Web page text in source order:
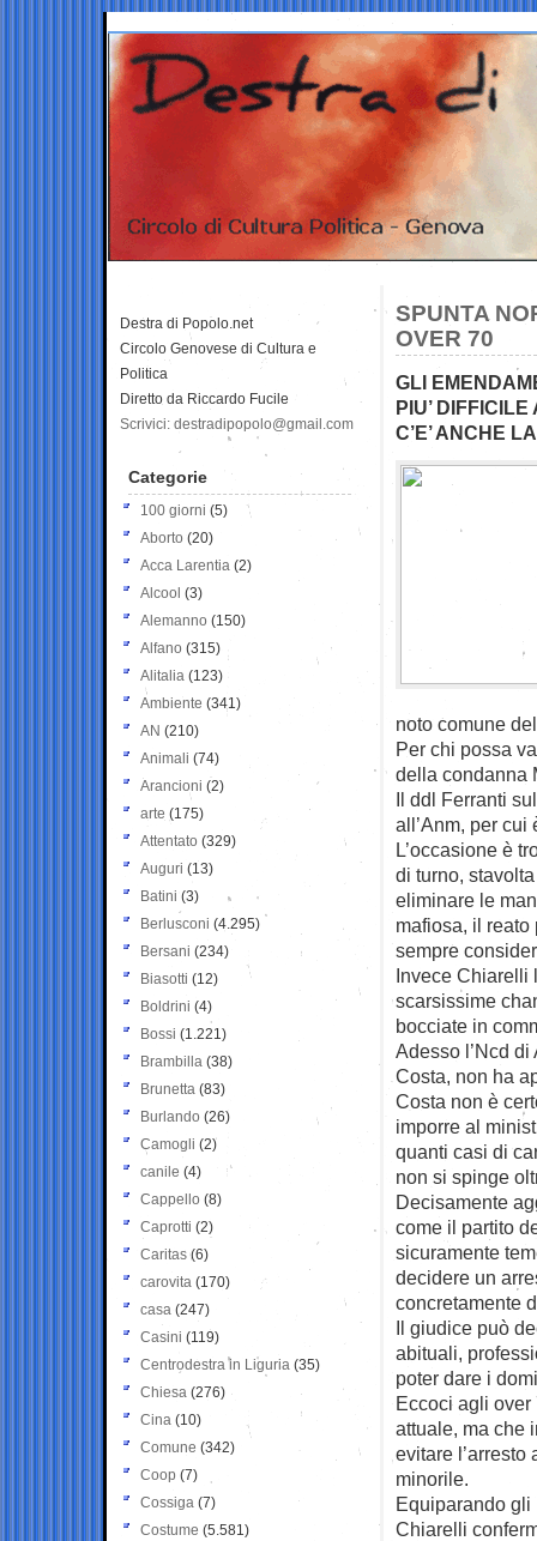
SPUNTA
OVER 70
GLI
PIU’
C’E’ ANCHE
noto comune
Per chi possa
della condanna
Il ddl Ferranti
all’Anm, per
L’occasione è
di turno,
eliminare le
mafiosa, il reato
sempre
Invece Chiarelli
scarsissime
bocciate in
Adesso l’Ncd
Costa, non ha
Costa non è
imporre al
quanti casi di
non si spinge
Decisamente
come il partito
sicuramente
decidere un
concretamente
Il giudice può
abituali,
poter dare i
Eccoci agli
attuale, ma che
evitare
minorile.
Equiparando gli
Chiarelli
Destra di Popolo.net
Circolo Genovese di Cultura e
Politica
Diretto da Riccardo Fucile
Scrivici: destradipopolo@gmail.com
Categorie
100 giorni (5)
Aborto (20)
Acca Larentia (2)
Alcool (3)
Alemanno (150)
Alfano (315)
Alitalia (123)
Ambiente (341)
AN (210)
Animali (74)
Arancioni (2)
arte (175)
Attentato (329)
Auguri (13)
Batini (3)
Berlusconi (4.295)
Bersani (234)
Biasotti (12)
Boldrini (4)
Bossi (1.221)
Brambilla (38)
Brunetta (83)
Burlando (26)
Camogli (2)
canile (4)
Cappello (8)
Caprotti (2)
Caritas (6)
carovita (170)
casa (247)
Casini (119)
Centrodestra in Liguria (35)
Chiesa (276)
Cina (10)
Comune (342)
Coop (7)
Cossiga (7)
Costume (5.581)